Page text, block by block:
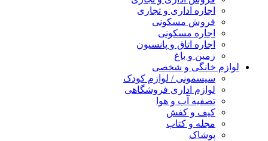
اجاره اداری و تجاری
فروش مسکونی
اجاره مسکونی
اجاره اتاق و پانسیون
زمین و باغ
لوازم خانگی و شخصی
سیسمونی / لوازم کودک
لوازم اداری فروشگاهی
تصفیه آب و هوا
کیف و کفش
مجله و کتاب
پوشاک